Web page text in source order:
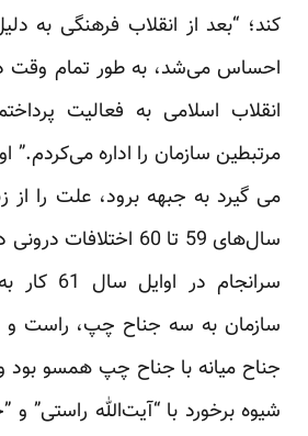
کند؛ “بعد از انقلاب فرهنگی به
احساس ‏می‌شد، به طور تمام وقت
انقلاب اسلامی به فعالیت
مرتبطین سازمان را ‏اداره می‌کردم.”
می گیرد به جبهه برود، علت را از
سال‌های 59 تا 60
سرانجام
سازمان به سه جناح چپ، ‏راست و
جناح میانه با جناح چپ همسو بود و
شیوه برخورد با “آیت‌الله راستی”